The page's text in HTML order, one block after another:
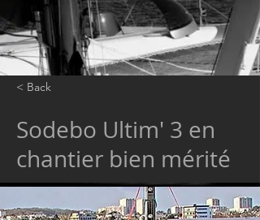
< Back
Sodebo Ultim' 3 en
chantier bien mérité